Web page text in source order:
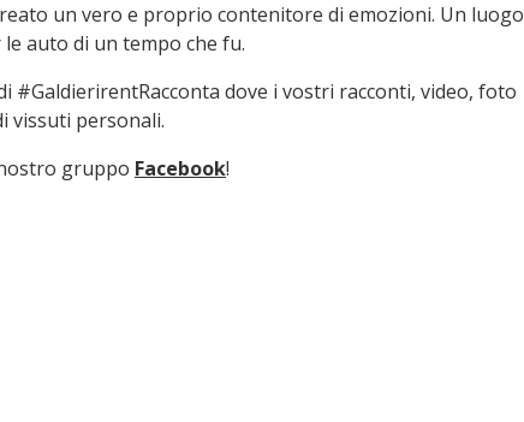
un vero e proprio contenitore di emozioni. Un luogo
auto di un tempo che fu.
#GaldierirentRacconta dove i vostri racconti, video, foto
vissuti personali.
gruppo Facebook!